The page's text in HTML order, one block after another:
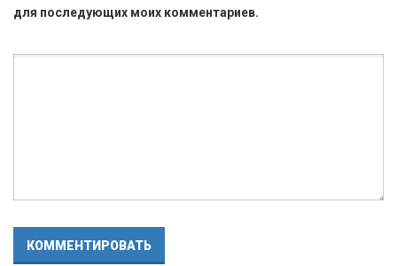
для последующих моих комментариев.